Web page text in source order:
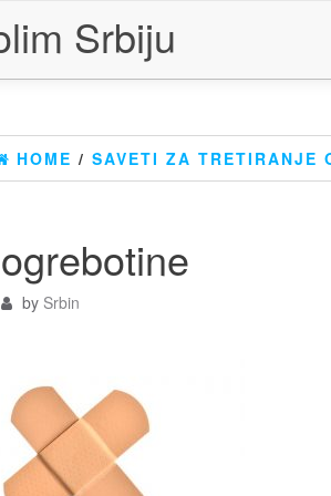
Srbiju
HOME / SAVETI ZA TRETIRANJE
ogrebotine
by Srbin